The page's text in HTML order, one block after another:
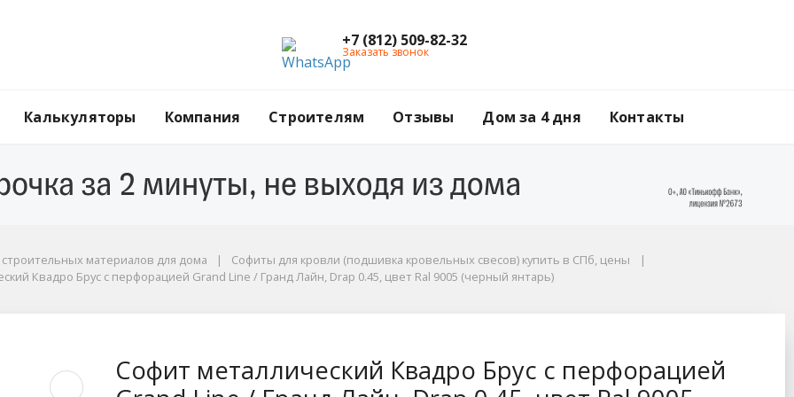
+7 (812) 509-82-32
Заказать звонок
Калькуляторы Компания Строителям Отзывы Дом за 4 дня Контакты
Drap 0.45, цвет Ral 9005 (черный янтарь)
строительных материалов для дома
Софиты для кровли (подшивка кровельных свесов) купить в СПб, цены
Квадро Брус с перфорацией Grand Line / Гранд Лайн, Drap 0.45, цвет Ral 9005 (черный янтарь)
Софит металлический Квадро Брус с перфорацией